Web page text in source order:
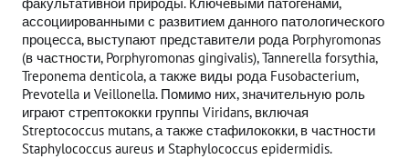
факультативной природы. Ключевыми патогенами,
ассоциированными с развитием данного патологического
процесса, выступают представители рода Porphyromonas
(в частности, Porphyromonas gingivalis), Tannerella forsythia,
Treponema denticola, а также виды рода Fusobacterium,
Prevotella и Veillonella. Помимо них, значительную роль
играют стрептококки группы Viridans, включая
Streptococcus mutans, а также стафилококки, в частности
Staphylococcus aureus и Staphylococcus epidermidis.